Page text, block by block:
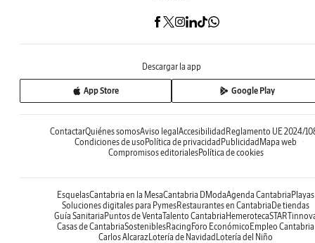
Descargar la app
App Store Google Play
ContactarQuiénes somosAviso legalAccesibilidadReglamento UE 2024/
Condiciones de usoPolítica de privacidadPublicidadMapa web
Compromisos editorialesPolítica de cookies
EsquelasCantabria en la MesaCantabria DModaAgenda CantabriaPlayas
Soluciones digitales para PymesRestaurantes en CantabriaDe tiendas
Guía SanitariaPuntos de VentaTalento CantabriaHemeroteca
Casas de CantabriaSosteniblesRacingForo EconómicoEmpleo Cantabria
Carlos AlcarazLotería de NavidadLotería del Niño